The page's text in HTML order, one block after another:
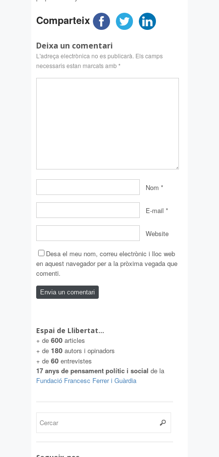
Comparteix
Deixa un comentari
L'adreça electrònica no es publicarà. Els camps
necessaris estan marcats amb*
Nom *
E-mail *
Website
Desa el meu nom, correu electrònic i lloc web
en aquest navegador per a la pròxima vegada que
comenti.
Espai de Llibertat…
+ de 600 articles
+ de 180 autors i opinadors
+ de 60 entrevistes
17 anys de pensament polític i social de la
Fundació Francesc Ferrer i Guàrdia